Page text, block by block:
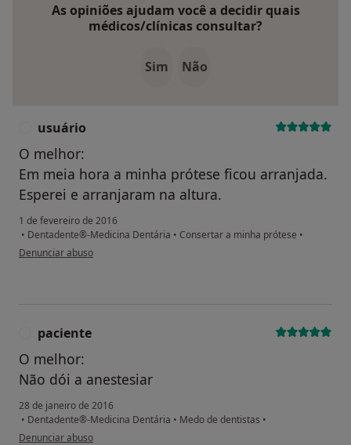
As opiniões ajudam você a decidir quais
médicos/clínicas consultar?
Sim Não
usuário
O melhor:
Em meia hora a minha prótese ficou arranjada.
Esperei e arranjaram na altura.
1 de fevereiro de 2016
• Dentadente®-Medicina Dentária • Consertar a minha prótese •
na opinião do utilizador usuário
Denunciar abuso
paciente
O melhor:
Não dói a anestesiar
28 de janeiro de 2016
• Dentadente®-Medicina Dentária • Medo de dentistas •
na opinião do utilizador paciente
Denunciar abuso